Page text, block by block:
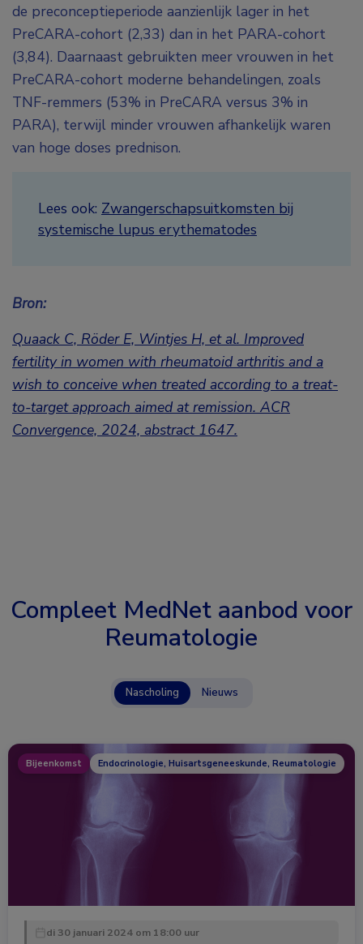
de preconceptieperiode aanzienlijk lager in het
PreCARA-cohort (2,33) dan in het PARA-cohort
(3,84). Daarnaast gebruikten meer vrouwen in het
PreCARA-cohort moderne behandelingen, zoals
TNF-remmers (53% in PreCARA versus 3% in
PARA), terwijl minder vrouwen afhankelijk waren
van hoge doses prednison.
Lees ook: Zwangerschapsuitkomsten bij
systemische lupus erythematodes
Bron:
Quaack C, Röder E, Wintjes H, et al. Improved
fertility in women with rheumatoid arthritis and a
wish to conceive when treated according to a treat-
to-target approach aimed at remission. ACR
Convergence, 2024, abstract 1647.
Compleet MedNet aanbod voor
Reumatologie
Nascholing Nieuws
Bijeenkomst Endocrinologie, Huisartsgeneeskunde, Reumatologie
di 30 januari 2024 om 18:00 uur